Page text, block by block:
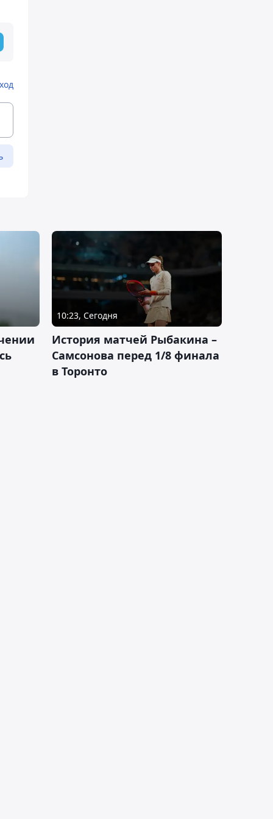
10:23, Сегодня
История матчей Рыбакина –
Самсонова перед 1/8 финала
в Торонто